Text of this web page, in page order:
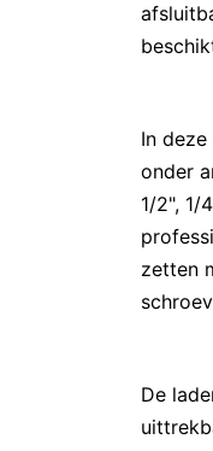
In
onder
1/2", 1/
zetten
De